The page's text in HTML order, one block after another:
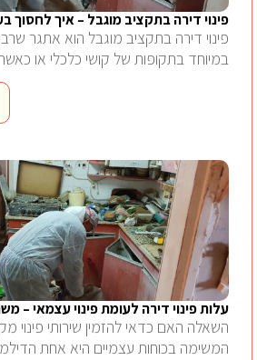
פינוי דירה בתקציב מוגבל – איך לחסוך
פינוי דירה בתקציב מוגבל הוא אתגר
במיוחד בתקופות של קושי כלכלי או כאשר
עלות פינוי דירה לעומת פינוי עצמאי –
השאלה האם כדאי להזמין שירותי פינוי
המשימה בכוחות עצמיים היא אחת